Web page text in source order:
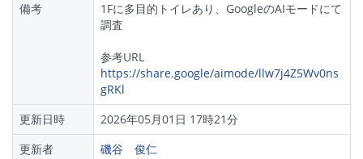
備考
1Fに多目的トイレあり、GoogleのAIモードにて
調査
参考URL
https://share.google/aimode/llw7j4Z5Wv0ns
gRKl
更新日時
2026年05月01日 17時21分
更新者
磯谷 俊仁